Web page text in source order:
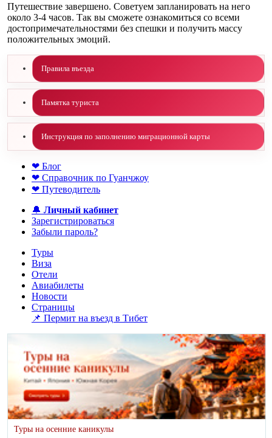
Путешествие завершено. Советуем запланировать на него
около 3-4 часов. Так вы сможете ознакомиться со всеми
достопримечательностями без спешки и получить массу
положительных эмоций.
Правила въезда
Памятка туриста
Инструкция по заполнению миграционной карты
❤ Блог
❤ Справочник по Гуанчжоу
❤ Путеводитель
🔔 Личный кабинет
Зарегистрироваться
Забыли пароль?
Туры
Виза
Отели
Авиабилеты
Новости
Страницы
📌 Пермит на въезд в Тибет
Туры на осенние каникулы